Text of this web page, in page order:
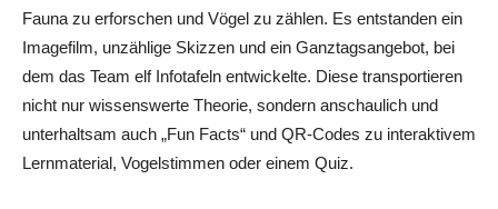
Fauna zu erforschen und Vögel zu zählen. Es entstanden ein
Imagefilm, unzählige Skizzen und ein Ganztagsangebot, bei
dem das Team elf Infotafeln entwickelte. Diese transportieren
nicht nur wissenswerte Theorie, sondern anschaulich und
unterhaltsam auch „Fun Facts“ und QR-Codes zu interaktivem
Lernmaterial, Vogelstimmen oder einem Quiz.